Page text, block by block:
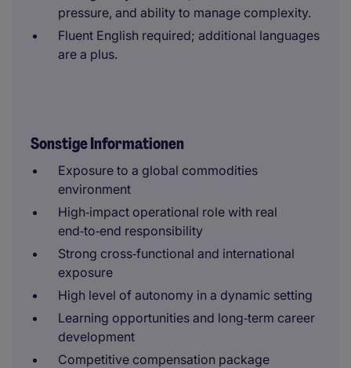
pressure, and ability to manage complexity.
Fluent English required; additional languages
are a plus.
Sonstige Informationen
Exposure to a global commodities
environment
High‑impact operational role with real
end‑to‑end responsibility
Strong cross‑functional and international
exposure
High level of autonomy in a dynamic setting
Learning opportunities and long‑term career
development
Competitive compensation package